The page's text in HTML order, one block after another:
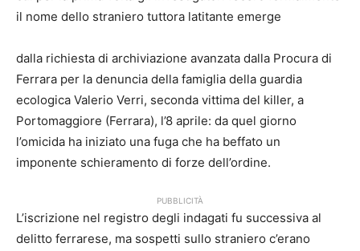
il nome dello straniero tuttora latitante emerge
dalla richiesta di archiviazione avanzata dalla Procura di
Ferrara per la denuncia della famiglia della guardia
ecologica Valerio Verri, seconda vittima del killer, a
Portomaggiore (Ferrara), l’8 aprile: da quel giorno
l’omicida ha iniziato una fuga che ha beffato un
imponente schieramento di forze dell’ordine.
PUBBLICITÀ
L’iscrizione nel registro degli indagati fu successiva al
delitto ferrarese, ma sospetti sullo straniero c’erano